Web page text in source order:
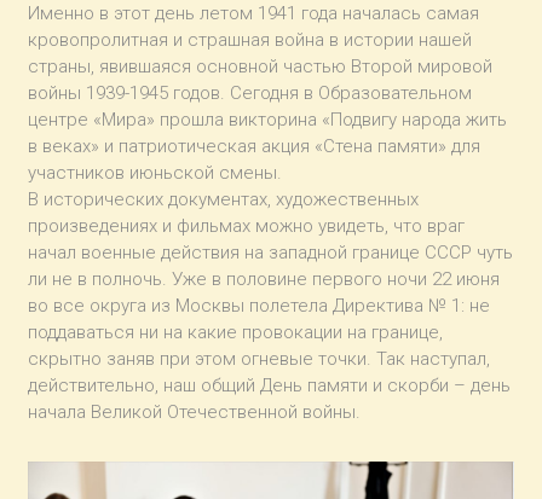
Именно в этот день летом 1941 года началась самая
кровопролитная и страшная война в истории нашей
страны, явившаяся основной частью Второй мировой
войны 1939-1945 годов. Сегодня в Образовательном
центре «Мира» прошла викторина «Подвигу народа жить
в веках» и патриотическая акция «Стена памяти» для
участников июньской смены.
В исторических документах, художественных
произведениях и фильмах можно увидеть, что враг
начал военные действия на западной границе СССР чуть
ли не в полночь. Уже в половине первого ночи 22 июня
во все округа из Москвы полетела Директива № 1: не
поддаваться ни на какие провокации на границе,
скрытно заняв при этом огневые точки. Так наступал,
действительно, наш общий День памяти и скорби – день
начала Великой Отечественной войны.